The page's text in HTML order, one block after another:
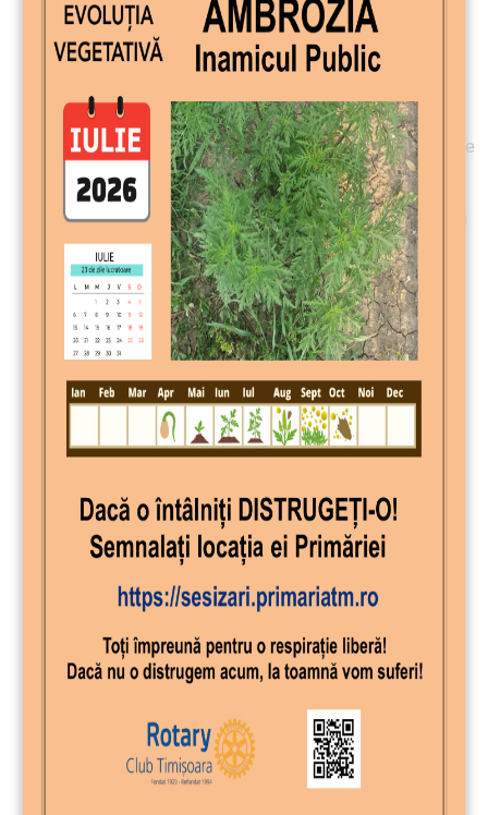
prezentare – deputat Ovidiu Gant
Februarie 2010
participare la vernisajul foto realizatde Interact
prezentare Sergiu Morariu – Enduromania
proiect pentru copiii din mediul rural – calculatoare
oferite prin intarmediul Fundatiei Caritas de catre
Dan Popovici
proiect 4 L – carti in limba germana care dezvolta
intelegerea la copiii din ciclul primar -Ruediger
Wisser
vizita 2 la Antichitati Andreas
prezentare – Dl Sorin Ciurariu – arhitect sef al
Timisoarei
marcare 23 Februarie – ziua RI
vizita Primarului Timisoarei
vizita presedintei RC Ripensis – Lorena Rusovan
demarare proiect “Timisoara Inima Mea”
prezentare – Alexandra Enache – Medeicina
Legala
prezentare ” Banat Lions Cricket Club”
vizita la Cabinetul Ioana Hategan
de Lia Epure
vizita din partea clubului in formare RC Turnu
participarea tinerilor la GSE Anglia – Romania